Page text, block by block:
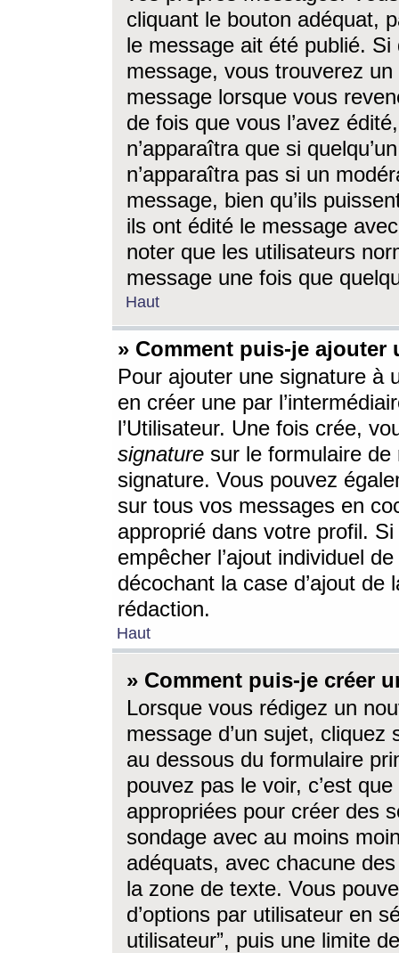
cliquant le bouton adéquat,
le message ait été publié. Si
message, vous trouverez
message lorsque vous
de fois que vous l’avez
n’apparaîtra que si
n’apparaîtra pas si un
message, bien qu’ils
ils ont édité le message
noter que les utilisateurs
message une fois que
Haut
» Comment puis-je ajouter
Pour ajouter une signature à
en créer une par
l’Utilisateur. Une fois crée,
signature sur le formulaire de
signature. Vous pouvez
sur tous vos messages en
approprié dans votre profil.
empêcher l’ajout individuel
décochant la case d’ajout
rédaction.
Haut
» Comment puis-je créer
Lorsque vous rédigez un
message d’un sujet, cliquez
au dessous du formulaire
pouvez pas le voir, c’est
appropriées pour créer des
sondage avec au moins
adéquats, avec chacune
la zone de texte. Vous
d’options par utilisateur en
utilisateur”, puis une limite